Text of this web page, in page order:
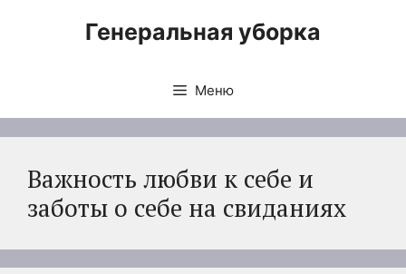
Генеральная уборка
Меню
Важность любви к себе и
заботы о себе на свиданиях